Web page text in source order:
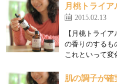
月桃トライ
2015.02.13
【月桃トライ
の香りのするも
これといって
肌の調子が確